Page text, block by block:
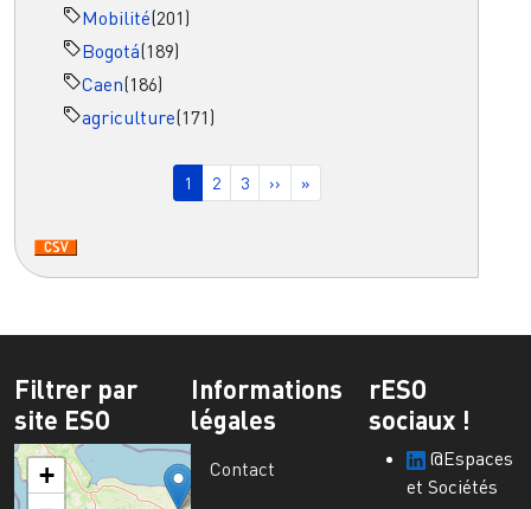
Mobilité(201)
Bogotá(189)
Caen(186)
agriculture(171)
Page courante
1 Page
2 Page
3 Page suivante
›› Dernière page
»
Filtrer par
site ESO
+
Informations
légales
Contact
rESO
sociaux !
@Espaces
et Sociétés